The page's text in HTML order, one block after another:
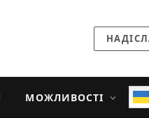
МОЖЛИВОСТІ